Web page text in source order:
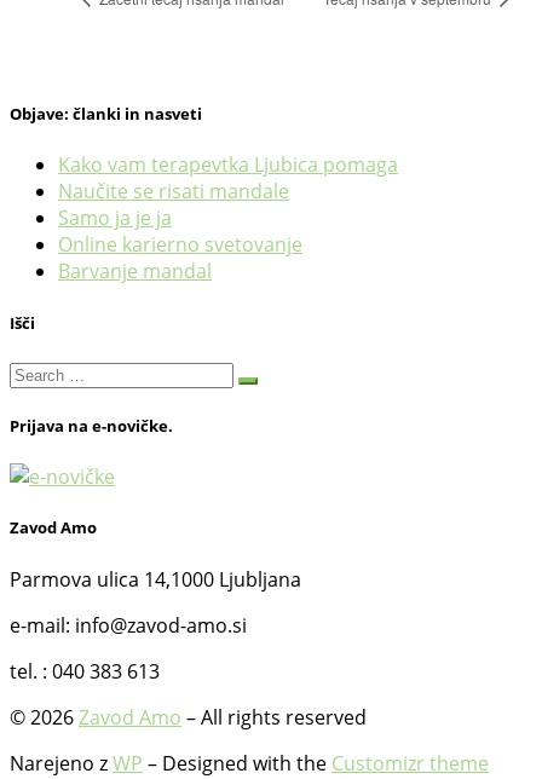
Objave: članki in nasveti
Kako vam terapevtka Ljubica pomaga
Naučite se risati mandale
Samo ja je ja
Online karierno svetovanje
Barvanje mandal
Išči
Search
Search
Prijava na e-novičke.
Zavod Amo
Parmova ulica 14,1000 Ljubljana
e-mail: info@zavod-amo.si
tel. : 040 383 613
© 2026Zavod Amo – All rights reserved
Narejeno zWP – Designed with the Customizr theme